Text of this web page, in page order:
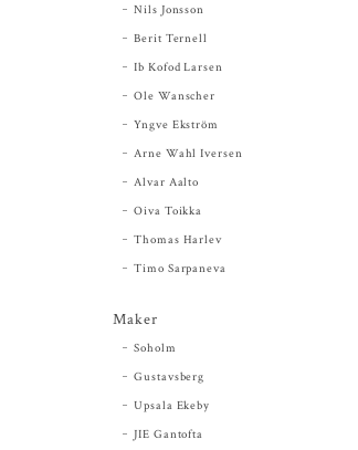
Nils Jonsson
Berit Ternell
Ib Kofod Larsen
Ole Wanscher
Yngve Ekström
Arne Wahl Iversen
Alvar Aalto
Oiva Toikka
Thomas Harlev
Timo Sarpaneva
Maker
Soholm
Gustavsberg
Upsala Ekeby
JIE Gantofta